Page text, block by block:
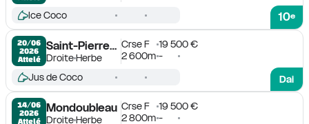
10e
Ice Coco
20/06
2026
Attelé
Saint-Pierre-la-Cour
DroiteHerbe
Crse F
19 500 €
2 600m -
Dai
Jus de Coco
14/06
2026
Attelé
Mondoubleau
DroiteHerbe
Crse F
19 500 €
2 800m -